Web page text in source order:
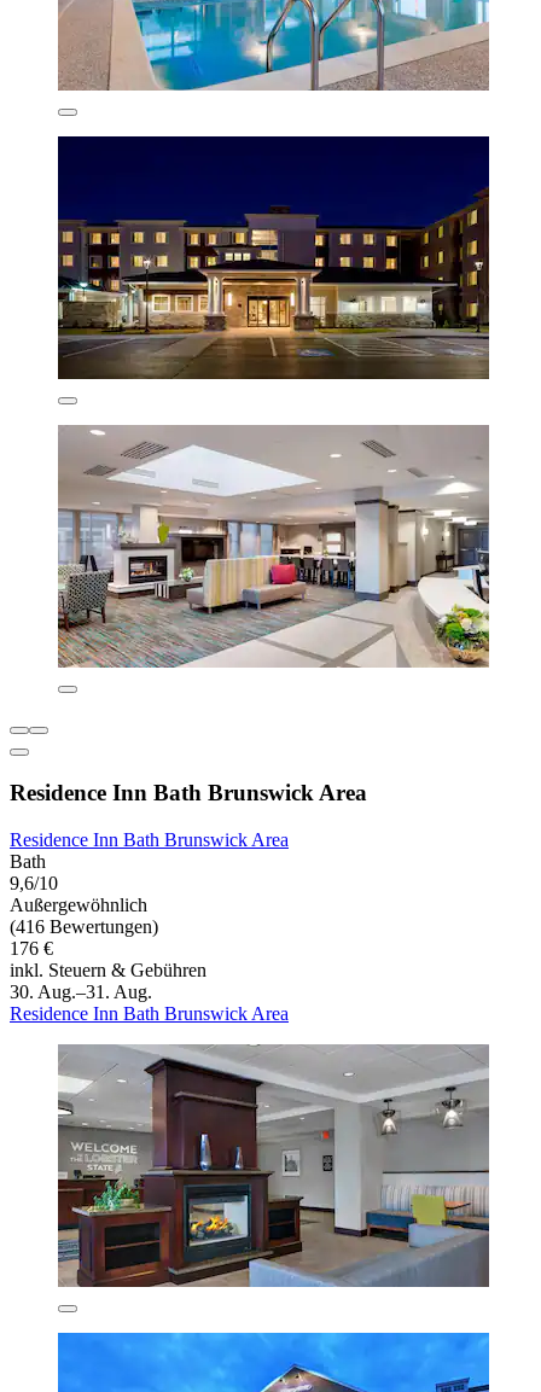
Residence Inn Bath Brunswick Area
Residence Inn Bath Brunswick Area
Bath
9,6/10
Außergewöhnlich
(416 Bewertungen)
176 €
inkl. Steuern & Gebühren
30. Aug.–31. Aug.
Residence Inn Bath Brunswick Area